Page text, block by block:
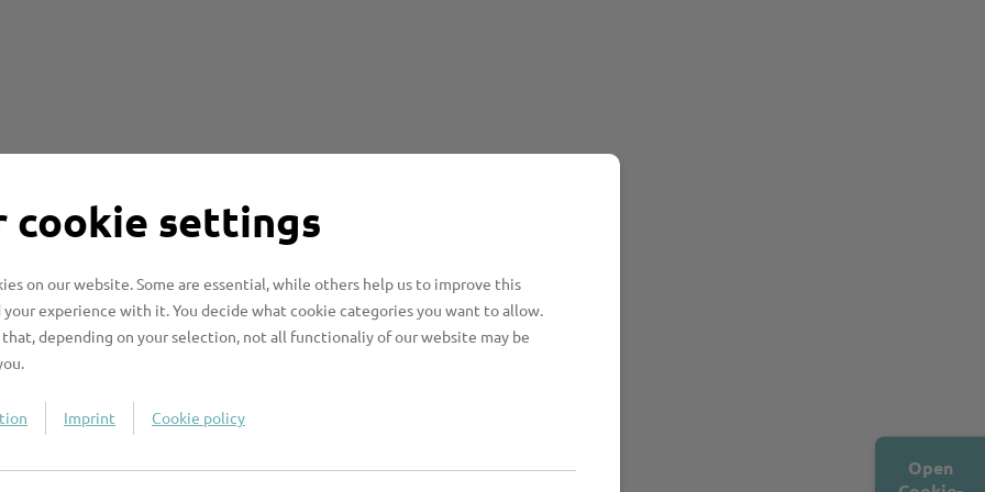
sehr ernst. Die neuen Standards des
(DSGVO), hat die
E-Mails und Viren
cookie settings
on our website. Some are essential, while others help us to improve this
experience with it. You decide what cookie categories you want to allow.
depending on your selection, not all functionaliy of our website may be
Imprint Cookie policy
Open